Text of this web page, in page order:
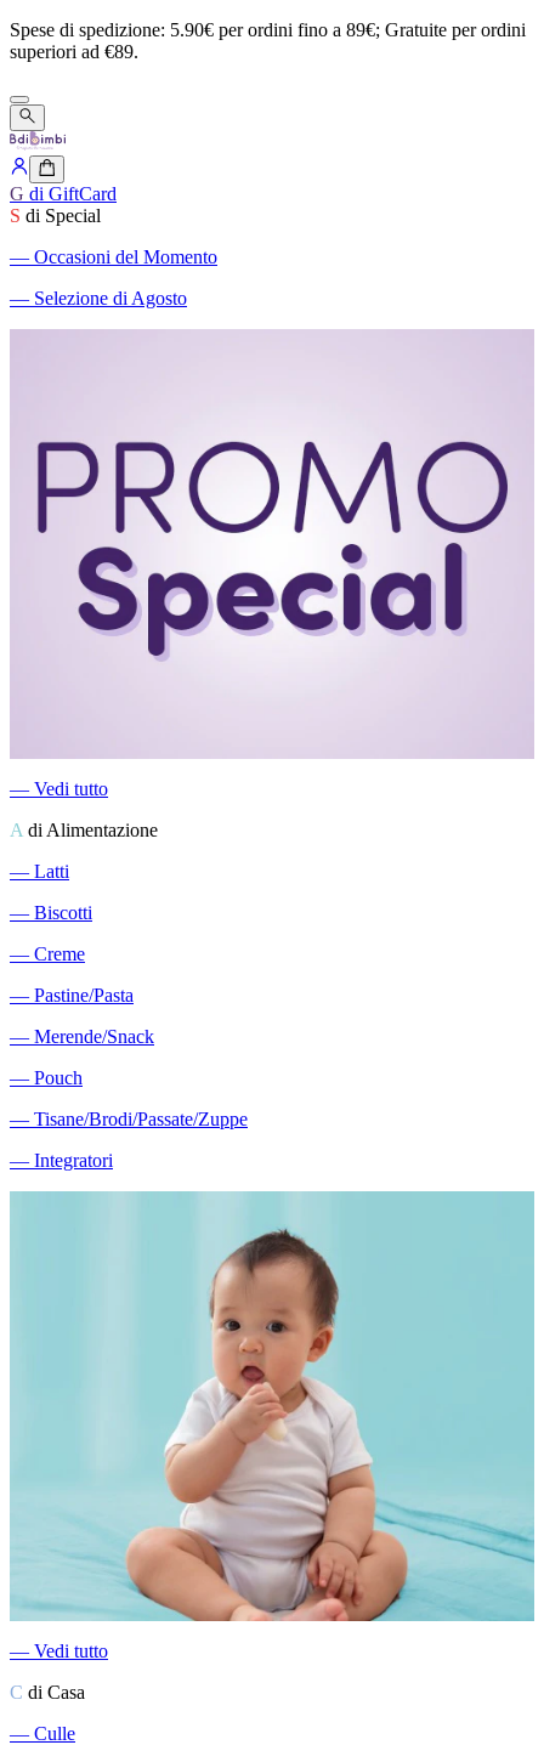
Spese di spedizione: 5.90€ perordini fino a 89€; Gratuite perordini
superiori ad €89.
G di GiftCard
S di Special
― Occasioni del Momento
― Selezione di Agosto
― Vedi tutto
A di Alimentazione
― Latti
― Biscotti
― Creme
― Pastine/Pasta
― Merende/Snack
― Pouch
― Tisane/Brodi/Passate/Zuppe
― Integratori
― Vedi tutto
C di Casa
― Culle